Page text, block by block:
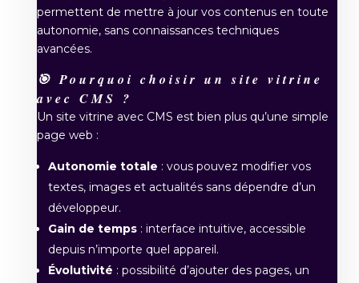
permettent de mettre à jour vos contenus en toute
autonomie, sans connaissances techniques
avancées.
🎯 Pourquoi choisir un site vitrine
avec CMS ?
Un site vitrine avec CMS est bien plus qu’une simple
page web :
Autonomie totale : vous pouvez modifier vos
textes, images et actualités sans dépendre d’un
développeur.
Gain de temps : interface intuitive, accessible
depuis n’importe quel appareil.
Évolutivité : possibilité d’ajouter des pages, un